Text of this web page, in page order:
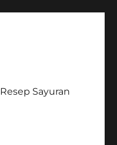
Resep Sayuran